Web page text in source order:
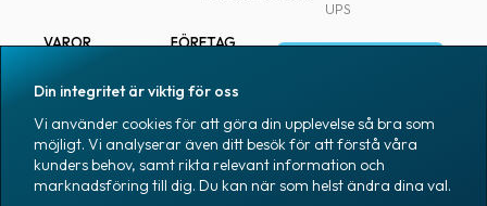
UPS
VAROR
Märkning
Emballage
Emballagetillbehör
Kontorsvaror
FÖRETAG
Pressrum
Medarbetare
Jobb & karriär
Nyhetsarkiv
Skapa konto
Din integritet är viktig för oss
Vi använder cookies för att göra din upplevelse så bra som
möjligt. Vi analyserar även ditt besök för att förstå våra
kunders behov, samt rikta relevant information och
marknadsföring till dig. Du kan när som helst ändra dina val.